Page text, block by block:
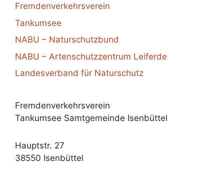
Fremdenverkehrsverein
Tankumsee
NABU – Naturschutzbund
NABU – Artenschutzzentrum Leiferde
Landesverband für Naturschutz
Fremdenverkehrsverein
Tankumsee Samtgemeinde Isenbüttel
Hauptstr. 27
38550 Isenbüttel